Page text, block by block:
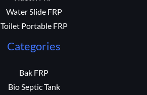
Water Slide FRP
Toilet Portable FRP
Categories
Bak FRP
Bio Septic Tank